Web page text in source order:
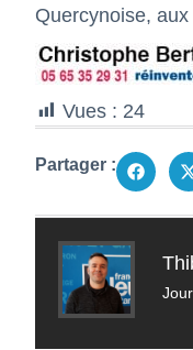
Quercynoise,
Vues : 24
Partager :